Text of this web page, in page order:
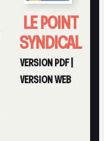
LE POINT
SYNDICAL
VERSION PDF|
VERSION WEB